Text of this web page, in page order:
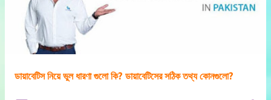
ডায়াবেটিস নিয়ে ভুল ধারণা গুলো কি? ডায়াবেটিসের সঠিক তথ্য কোনগুলো?